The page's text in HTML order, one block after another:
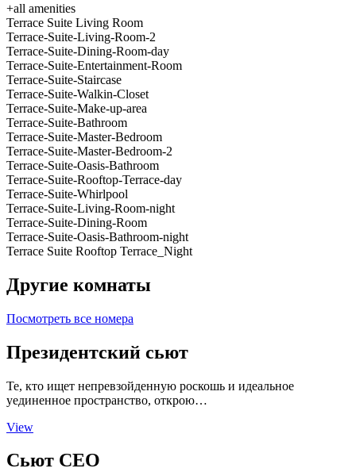
+all amenities
Terrace Suite Living Room
Terrace-Suite-Living-Room-2
Terrace-Suite-Dining-Room-day
Terrace-Suite-Entertainment-Room
Terrace-Suite-Staircase
Terrace-Suite-Walkin-Closet
Terrace-Suite-Make-up-area
Terrace-Suite-Bathroom
Terrace-Suite-Master-Bedroom
Terrace-Suite-Master-Bedroom-2
Terrace-Suite-Oasis-Bathroom
Terrace-Suite-Rooftop-Terrace-day
Terrace-Suite-Whirlpool
Terrace-Suite-Living-Room-night
Terrace-Suite-Dining-Room
Terrace-Suite-Oasis-Bathroom-night
Terrace Suite Rooftop Terrace_Night
Другие комнаты
Посмотреть все номера
Президентский сьют
Те, кто ищет непревзойденную роскошь и идеальное
уединенное пространство, открою…
View
Сьют CEO